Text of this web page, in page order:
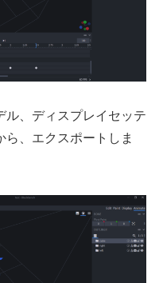
ル、ディスプレイセッテ
ら、エクスポートしま